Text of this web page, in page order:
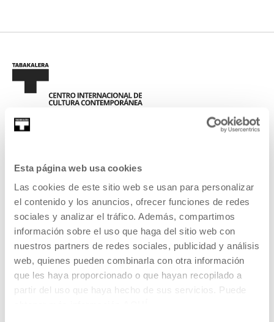
Esta página web usa cookies
Las cookies de este sitio web se usan para personalizar
el contenido y los anuncios, ofrecer funciones de redes
sociales y analizar el tráfico. Además, compartimos
información sobre el uso que haga del sitio web con
nuestros partners de redes sociales, publicidad y análisis
web, quienes pueden combinarla con otra información
que les haya proporcionado o que hayan recopilado a
partir del uso que haya hecho de sus servicios. Puede
AGENDA
CONTACTO Y HORARIOS
CÓMO LLEGAR
VISITAS GUIADAS
ALOJAMIENTO
ACCESIBILIDAD